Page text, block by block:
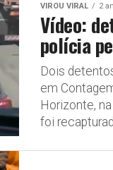
VIROU VIRAL 2
Vídeo:
polícia
Dois
em
Horizonte,
foi